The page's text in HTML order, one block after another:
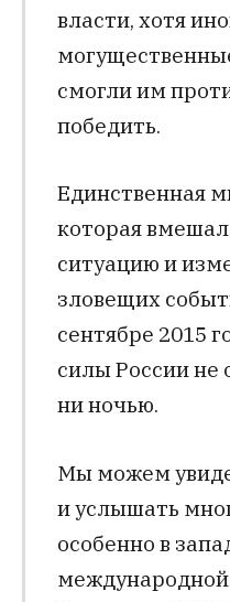
власти, хотя
смогли им
победить.
Единственная
которая
ситуацию и
зловещих
сентябре 2015
силы России не
ни ночью.
Мы можем
и услышать
особенно в